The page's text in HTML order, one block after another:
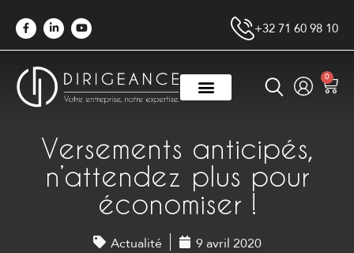
+32 71 60 98 10
0
Versements anticipés,
n’attendez plus pour
économiser !
Actualité 9 avril 2020